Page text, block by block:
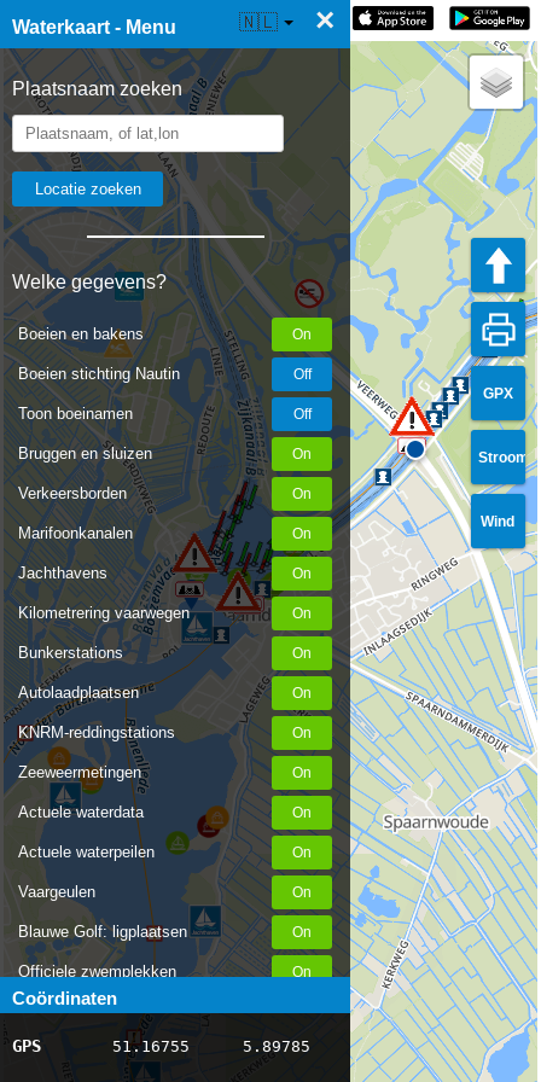
Waterkaart - Menu ×
Plaatsnaam zoeken
Welke gegevens?
Boeien en bakens
Boeien stichting Nautin
Toon boeinamen
Bruggen en sluizen
Verkeersborden
Marifoonkanalen
Jachthavens
Kilometrering vaarwegen
Bunkerstations
Autolaadplaatsen
KNRM-reddingstations
Zeeweermetingen
Actuele waterdata
Actuele waterpeilen
Vaargeulen
Blauwe Golf: ligplaatsen
Officiele zwemplekken
Stremmingen/hinder
AIS scheepsposities
Coördinaten
GPS 51.16755 5.89785
☰ Waterkaart Live 🇳🇱
GPX
Stroom
Wind